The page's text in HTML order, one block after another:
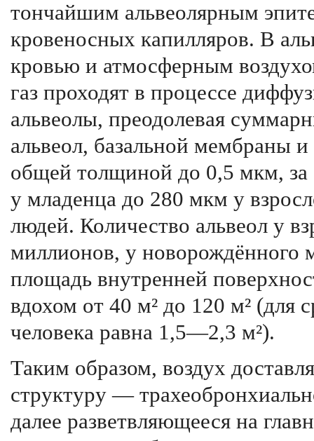
тончайшим альвеолярным
кровеносных капилляров. В
кровью и атмосферным
газ проходят в процессе
альвеолы, преодолевая
альвеол, базальной мембраны
общей толщиной до 0,5 мкм,
у младенца до 280 мкм у
людей. Количество альвеол у
миллионов, у
площадь внутренней
вдохом от 40 м² до 120 м² (для
человека равна 1,5—2,3 м²).
Таким образом, воздух
структуру —
далее разветвляющееся на